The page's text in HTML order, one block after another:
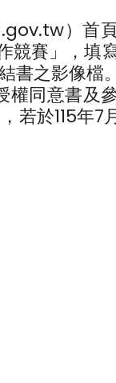
）首
競賽」，填
書之影像檔
權同意書及
若於115年7